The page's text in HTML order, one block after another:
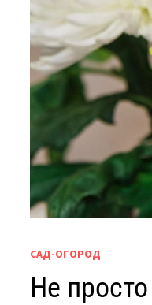
САД-ОГОРОД
Не